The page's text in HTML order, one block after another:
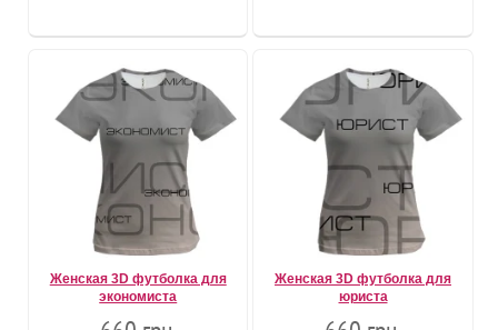
Женская 3D футболка для
экономиста
Женская 3D футболка для
юриста